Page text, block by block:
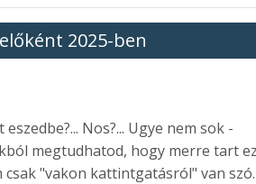
2025-ben
Nos?... Ugye nem sok -
megtudhatod, hogy merre tart
csak "vakon kattintgatásról" van szó.